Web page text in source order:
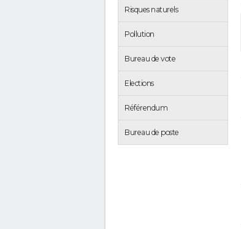
Risques naturels
Pollution
Bureau de vote
Elections
Référendum
Bureau de poste